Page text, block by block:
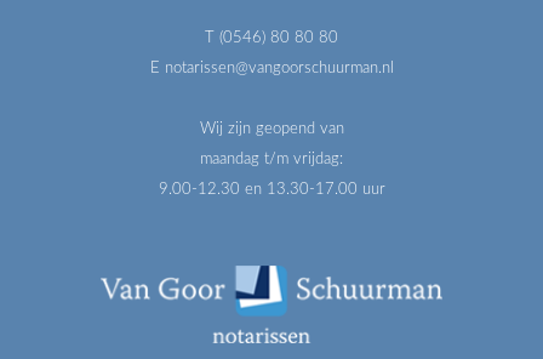
T (0546) 80 80 80
E notarissen@vangoorschuurman.nl
Wij zijn geopend van
maandag t/m vrijdag:
9.00-12.30 en 13.30-17.00 uur